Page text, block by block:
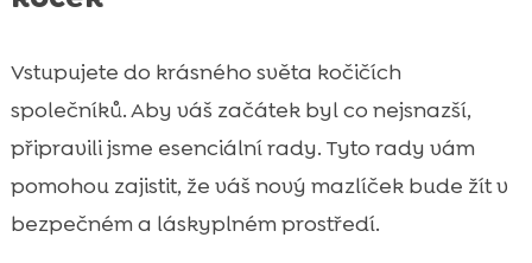
Vstupujete do krásného světa kočičích
společníků. Aby váš začátek byl co nejsnazší,
připravili jsme esenciální rady. Tyto rady vám
pomohou zajistit, že váš nový mazlíček bude žít v
bezpečném a láskyplném prostředí.